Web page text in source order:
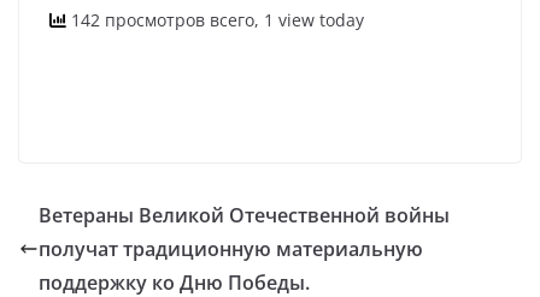
142 просмотров всего, 1 view today
Ветераны Великой Отечественной войны
получат традиционную материальную
поддержку ко Дню Победы.